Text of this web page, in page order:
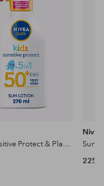
Kids Sensitive Protect & Play Sun Trigger Spray SPF 50+
Nivea
225